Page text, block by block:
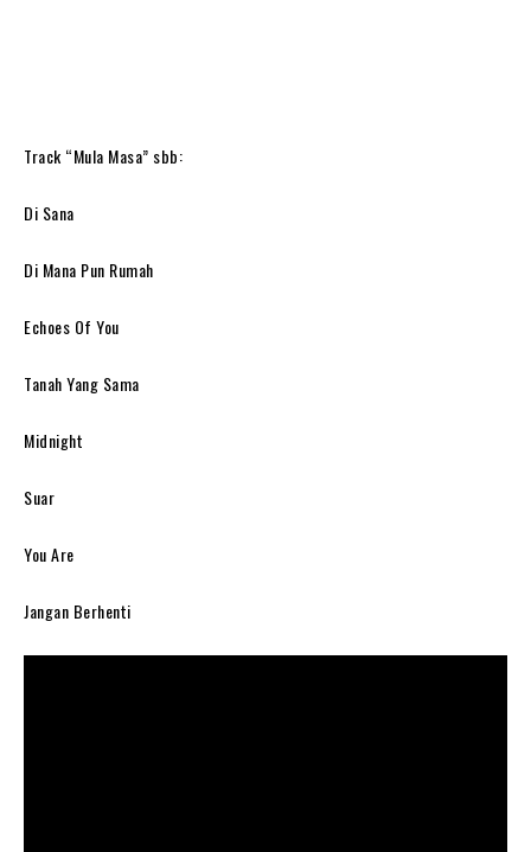
Track “Mula Masa” sbb:
Di Sana
Di Mana Pun Rumah
Echoes Of You
Tanah Yang Sama
Midnight
Suar
You Are
Jangan Berhenti